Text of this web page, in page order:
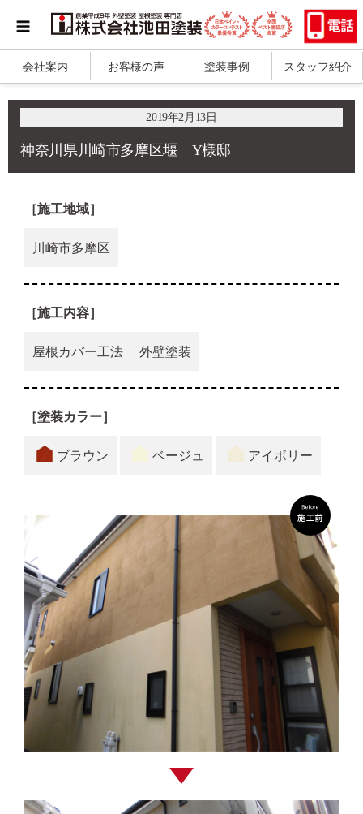
会社案内 お客様の声 塗装事例 スタッフ紹介
2019年2月13日
神奈川県川崎市多摩区堰 Y様邸
［施工地域］
川崎市多摩区
［施工内容］
屋根カバー工法 外壁塗装
［塗装カラー］
ブラウン ベージュ アイボリー